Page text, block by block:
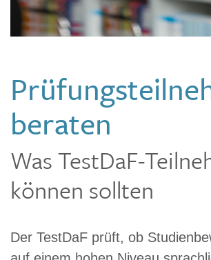
beraten
Was TestDaF-
können sollten
Der TestDaF prüft, ob